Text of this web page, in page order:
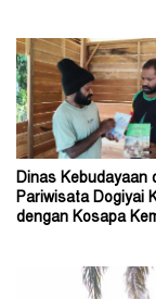
Dinas Kebudayaan
Pariwisata Dogiyai
dengan Kosapa